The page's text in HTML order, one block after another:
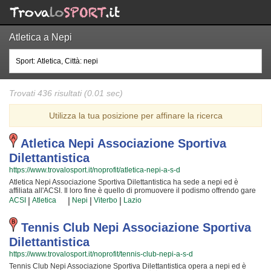
Atletica a Nepi
Trovati 436 risultati (0.01 sec)
Utilizza la tua posizione per affinare la ricerca
Atletica Nepi Associazione Sportiva
Dilettantistica
https://www.trovalosport.it/noprofit/atletica-nepi-a-s-d
Atletica Nepi Associazione Sportiva Dilettantistica ha sede a nepi ed è
affiliata all'ACSI. Il loro fine è quello di promuovere il podismo offrendo gare
sul territorio e corsi per bambini, ragazzi e adulti. L'attività è incentrata sia sul
miglioramento delle capacità motorie e fisiche degli atleti sia sulla
formazione di quelle qualità personali che si acquisiscono quotidianamente
affrontando sfide difficili. Proprio per questo motivo gli allenatori sono tra i più
preparati della zona e sono in grado di trasmettere quelle qualità in cui
Atletica Nepi Associazione Sportiva Dilettantistica crede fin dalla sua genesi.
La passione, i sacrifici e la continua ricerca della chiave per crescere e
superare i propri limiti personali rendono il podismo uno sport unico e da cui
si viene immediatamente colpiti. Atletica Nepi Associazione Sportiva
ACSI | Atletica | Nepi | Viterbo | Lazio
Tennis Club Nepi Associazione Sportiva
Dilettantistica
https://www.trovalosport.it/noprofit/tennis-club-nepi-a-s-d
Tennis Club Nepi Associazione Sportiva Dilettantistica opera a nepi ed è